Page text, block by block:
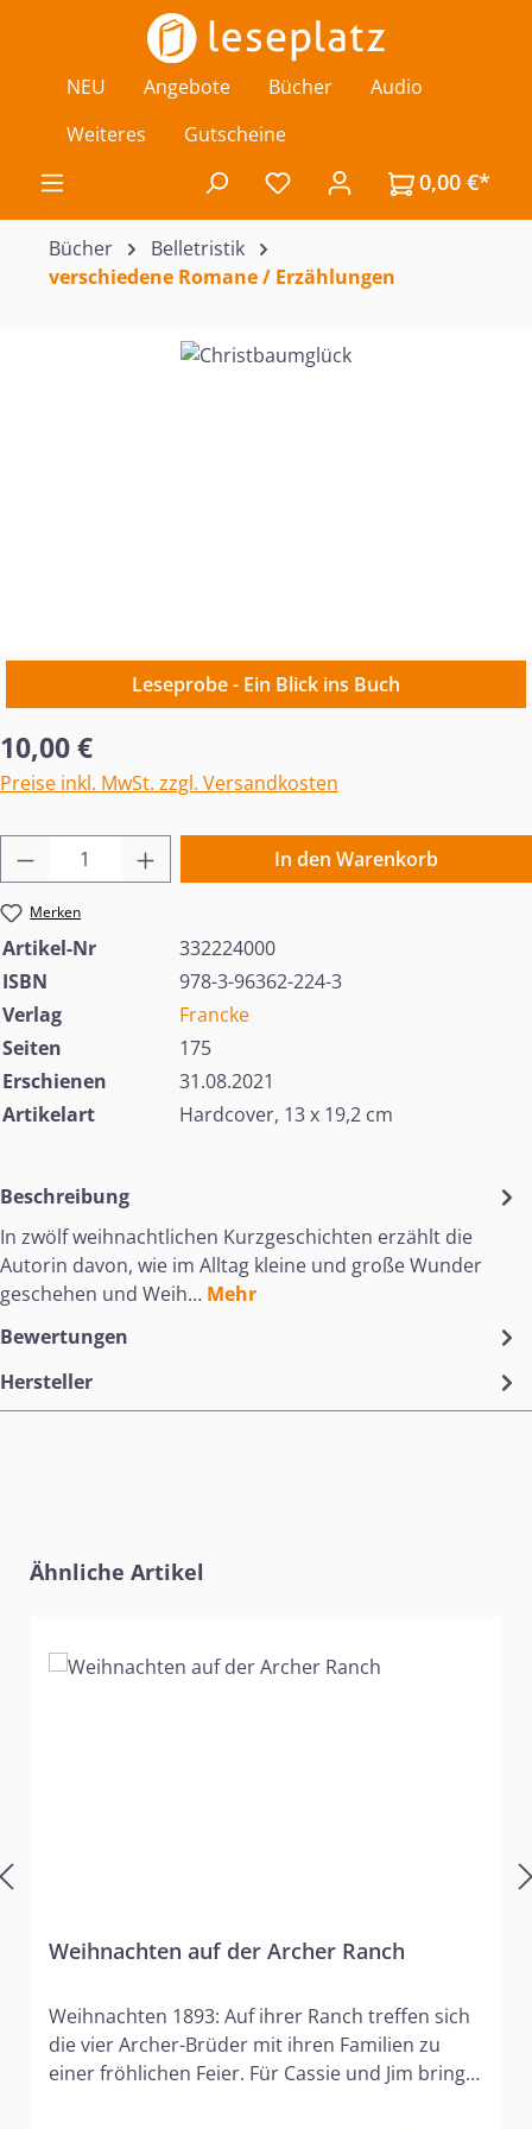
Zum Hauptinhalt springen
NEU Angebote Bücher
Audio
Weiteres
Gutscheine
Du hast 0 Produkte auf
0,00 €*
Bücher
Belletristik
verschiedene Romane / Erzählungen
Bildergalerie überspringen
Leseprobe - Ein Blick ins Buch
Regulärer Preis:
10,00 €
Preise inkl. MwSt. zzgl. Versandkosten
Produkt Anzahl: Gib den gewünschten
In den Warenkorb
Merken
Artikel-Nr
332224000
ISBN
978-3-96362-224-3
Verlag
Francke
Seiten
175
Erschienen
31.08.2021
Artikelart
Hardcover, 13 x 19,2 cm
Beschreibung
In zwölf weihnachtlichen Kurzgeschichten erzählt die
Autorin davon, wie im Alltag kleine und große Wunder
geschehen und Weih… Mehr
Bewertungen
Hersteller
Produktgalerie überspringen
Ähnliche Artikel
Weihnachten auf der Archer Ranch
Weihnachten 1893: Auf ihrer Ranch treffen sich
die vier Archer-Brüder mit ihren Familien zu
einer fröhlichen Feier. Für Cassie und Jim bringt